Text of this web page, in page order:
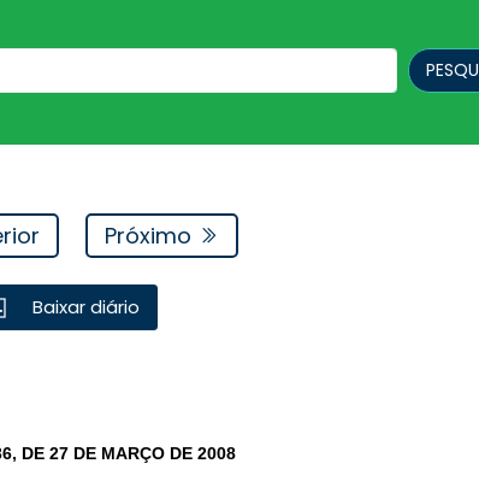
Próximo
Baixar diário
DE 27 DE MARÇO DE 2008